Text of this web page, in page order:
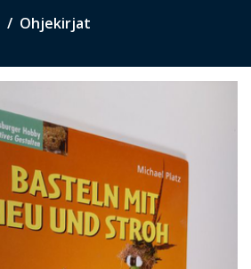
Ohjekirjat